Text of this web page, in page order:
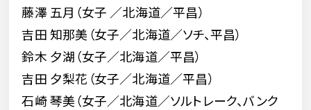
藤澤 五月（女子 ／北海道／平昌）
吉田 知那美（女子／北海道／ソチ、平昌）
鈴木 夕湖（女子／北海道／平昌）
吉田 夕梨花（女子／北海道／平昌）
石崎 琴美（女子／北海道／ソルトレーク、バンク